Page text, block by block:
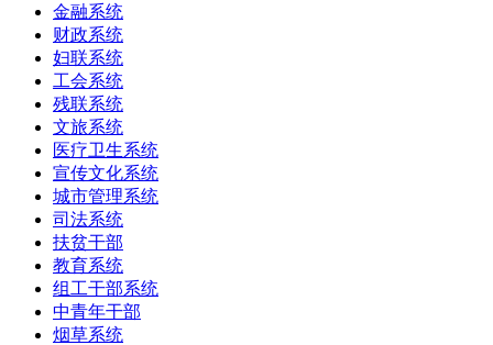
金融系统
财政系统
妇联系统
工会系统
残联系统
文旅系统
医疗卫生系统
宣传文化系统
城市管理系统
司法系统
扶贫干部
教育系统
组工干部系统
中青年干部
烟草系统